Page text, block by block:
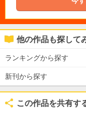
他の作品も探して
ランキングから探す
新刊から探す
この作品を共有す